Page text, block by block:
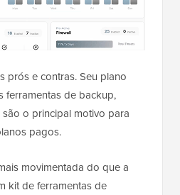
prós e contras. Seu plano
ferramentas de backup,
o principal motivo para
pagos.
movimentada do que a
kit de ferramentas de